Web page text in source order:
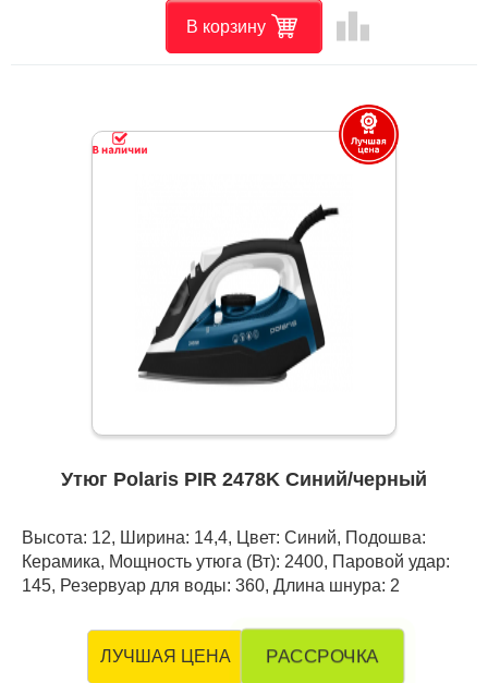
В корзину leaderboard
Утюг Polaris PIR 2478K Синий/черный
Высота: 12, Ширина: 14,4, Цвет: Синий, Подошва:
Керамика, Мощность утюга (Вт): 2400, Паровой удар:
145, Резервуар для воды: 360, Длина шнура: 2
ЛУЧШАЯ ЦЕНА РАССРОЧКА